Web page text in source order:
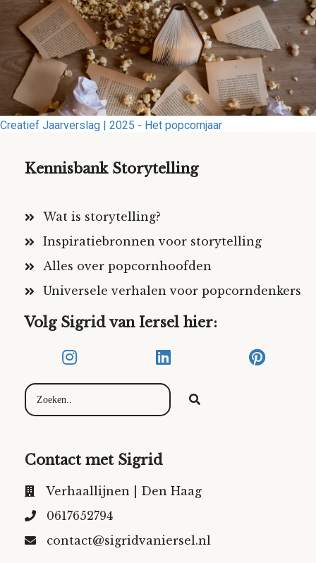
Creatief Jaarverslag | 2025 - Het popcornjaar
Kennisbank Storytelling
Wat is storytelling?
Inspiratiebronnen voor storytelling
Alles over popcornhoofden
Universele verhalen voor popcorndenkers
Volg Sigrid van Iersel hier:
Contact met Sigrid
Verhaallijnen | Den Haag
0617652794
contact@sigridvaniersel.nl